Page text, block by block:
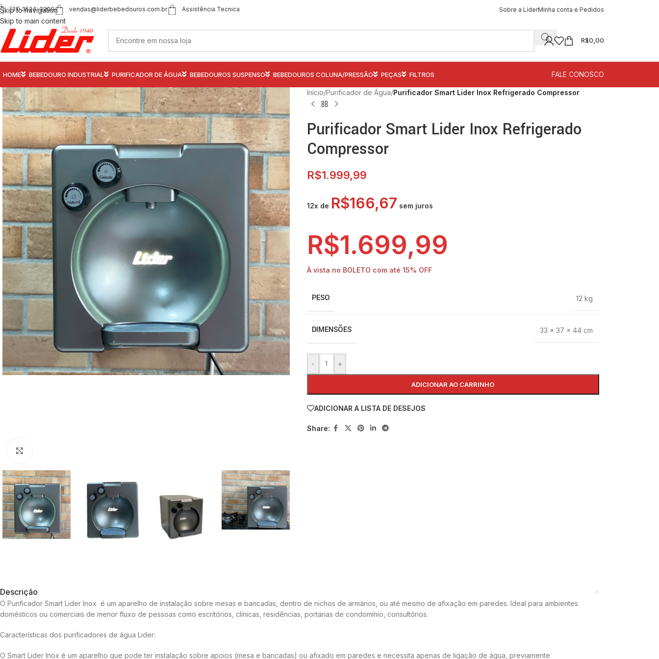
Skip to navigation
Skip to main content
(31) 3524-3200 vendas@liderbebedouros.com.br Assistência Tecnica Sobre a LíderMinha conta e Pedidos
R$0,00
HOME BEBEDOURO INDUSTRIAL PURIFICADOR DE ÁGUA BEBEDOUROS SUSPENSO BEBEDOUROS COLUNA/PRESSÃO PEÇAS FILTROS FALE CONOSCO
Início/Purificador de Água/Purificador Smart Lider Inox Refrigerado Compressor
Purificador Smart Lider Inox Refrigerado
Compressor
R$1.999,99
12x de R$166,67 sem juros
R$1.699,99
À vista no BOLETO com até 15% OFF
PESO 12 kg
DIMENSÕES 33 × 37 × 44 cm
- +
ADICIONAR AO CARRINHO
ADICIONAR A LISTA DE DESEJOS
Share:
Descrição
O Purificador Smart Lider Inox é um aparelho de instalação sobre mesas e bancadas, dentro de nichos de armários, ou até mesmo de afixação em paredes. Ideal para ambientes
domésticos ou comerciais de menor fluxo de pessoas como escritórios, clínicas, residências, portarias de condomínio, consultórios.
Características dos purificadores de água Lider:
O Smart Lider Inox é um aparelho que pode ter instalação sobre apoios (mesa e bancadas) ou afixado em paredes e necessita apenas de ligação de água, previamente